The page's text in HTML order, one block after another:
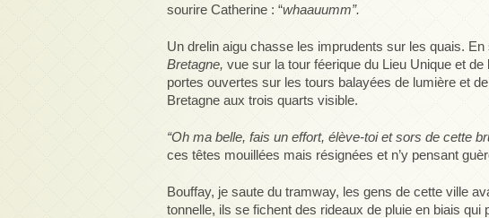
sourire Catherine : “whaauumm”.
Un drelin aigu chasse les imprudents sur les quais. En
Bretagne, vue sur la tour féerique du Lieu Unique et de
portes ouvertes sur les tours balayées de lumière et
Bretagne aux trois quarts visible.
“Oh ma belle, fais un effort, élève-toi et sors de cette
ces têtes mouillées mais résignées et n’y pensant
Bouffay, je saute du tramway, les gens de cette ville
tonnelle, ils se fichent des rideaux de pluie en biais